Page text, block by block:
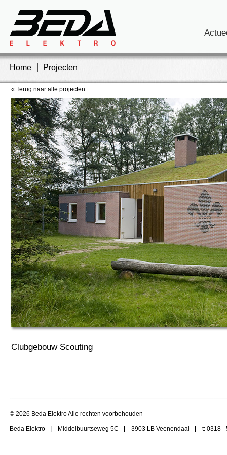
Home Projecten
« Terug naar alle projecten
Clubgebouw Scouting
© 2026 Beda Elektro Alle rechten voorbehouden
Beda Elektro Middelbuurtseweg 5C 3903 LB Veenendaal t: 0318 -